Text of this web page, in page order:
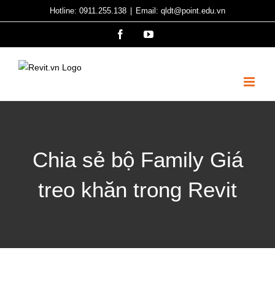
to
Hotline: 0911.255.138 Email: qldt@point.edu.vn
FacebookYouTube
Chia sẻ bộ Family Giá
treo khăn trong Revit